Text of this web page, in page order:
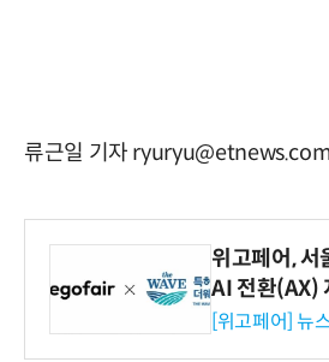
류근일 기자
위고페어,
AI 전환(AX)
시엄 선정
[위고페어] 뉴